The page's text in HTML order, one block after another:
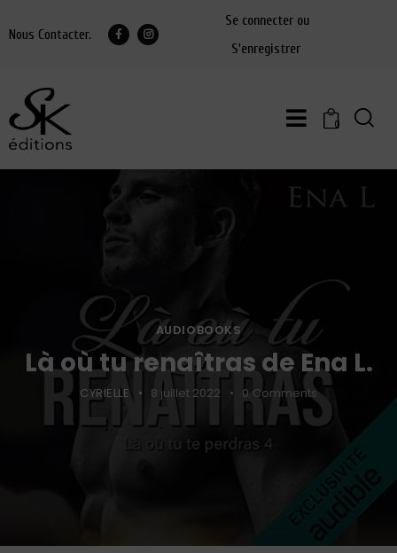
Nous Contacter.
Se connecter ou
S'enregistrer
0
AUDIOBOOKS
Là où tu renaîtras de Ena L.
CYRIELLE 8 juillet 2022 0 Comments